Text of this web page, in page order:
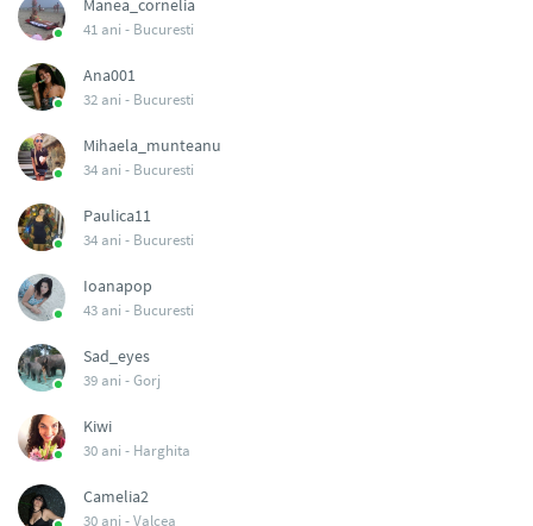
Manea_cornelia
41 ani - Bucuresti
Ana001
32 ani - Bucuresti
Mihaela_munteanu
34 ani - Bucuresti
Paulica11
34 ani - Bucuresti
Ioanapop
43 ani - Bucuresti
Sad_eyes
39 ani -Gorj
Kiwi
30 ani - Harghita
Camelia2
30 ani -Valcea